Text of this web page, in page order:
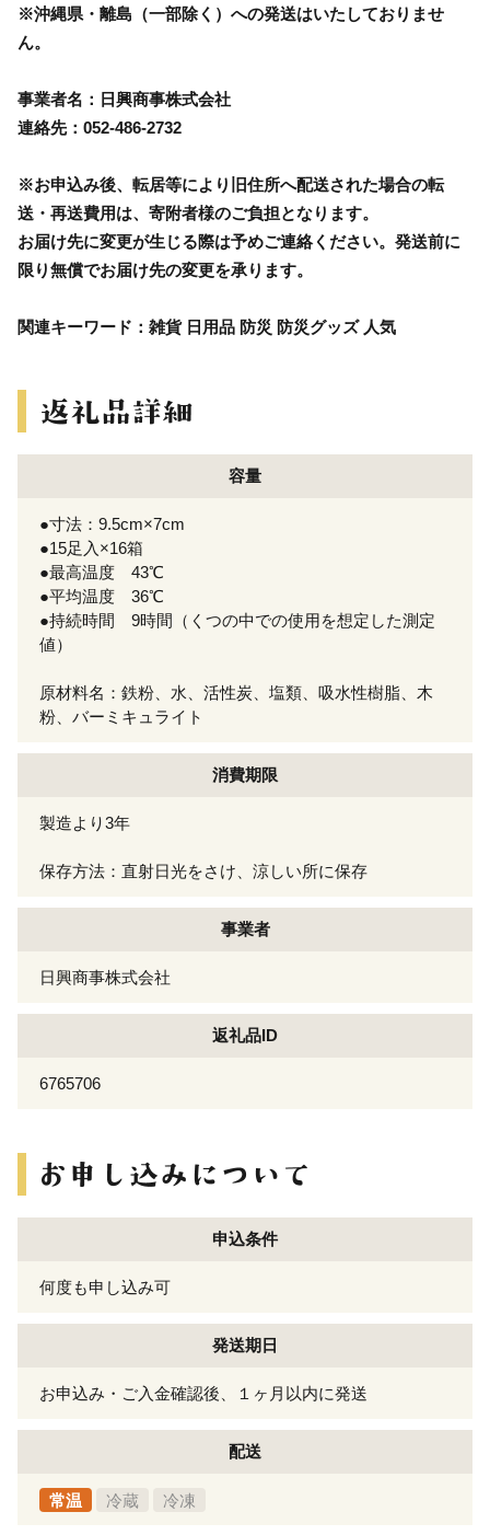
※沖縄県・離島（一部除く）への発送はいたしておりませ
ん。
事業者名：日興商事株式会社
連絡先：052-486-2732
※お申込み後、転居等により旧住所へ配送された場合の転
送・再送費用は、寄附者様のご負担となります。
お届け先に変更が生じる際は予めご連絡ください。発送前に
限り無償でお届け先の変更を承ります。
関連キーワード：雑貨 日用品 防災 防災グッズ 人気
容量
●寸法：9.5cm×7cm
●15足入×16箱
●最高温度 43℃
●平均温度 36℃
●持続時間 9時間（くつの中での使用を想定した測定
値）
原材料名：鉄粉、水、活性炭、塩類、吸水性樹脂、木
粉、バーミキュライト
消費期限
製造より3年
保存方法：直射日光をさけ、涼しい所に保存
事業者
日興商事株式会社
返礼品ID
6765706
申込条件
何度も申し込み可
発送期日
お申込み・ご入金確認後、１ヶ月以内に発送
配送
常温 冷蔵 冷凍